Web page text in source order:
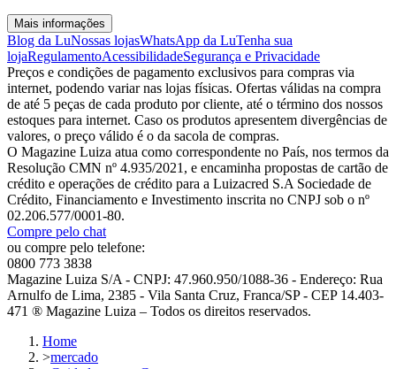
Mais informações
Blog da LuNossas lojasWhatsApp da LuTenha sua
lojaRegulamentoAcessibilidadeSegurança e Privacidade
Preços e condições de pagamento exclusivos para compras via
internet, podendo variar nas lojas físicas. Ofertas válidas na compra
de até 5 peças de cada produto por cliente, até o término dos nossos
estoques para internet. Caso os produtos apresentem divergências de
valores, o preço válido é o da sacola de compras.
O Magazine Luiza atua como correspondente no País, nos termos da
Resolução CMN nº 4.935/2021, e encaminha propostas de cartão de
crédito e operações de crédito para a Luizacred S.A Sociedade de
Crédito, Financiamento e Investimento inscrita no CNPJ sob o nº
02.206.577/0001-80.
Compre pelo chat
ou compre pelo telefone:
0800 773 3838
Magazine Luiza S/A - CNPJ: 47.960.950/1088-36 - Endereço: Rua
Arnulfo de Lima, 2385 - Vila Santa Cruz, Franca/SP - CEP 14.403-
471 ® Magazine Luiza – Todos os direitos reservados.
Home
>mercado